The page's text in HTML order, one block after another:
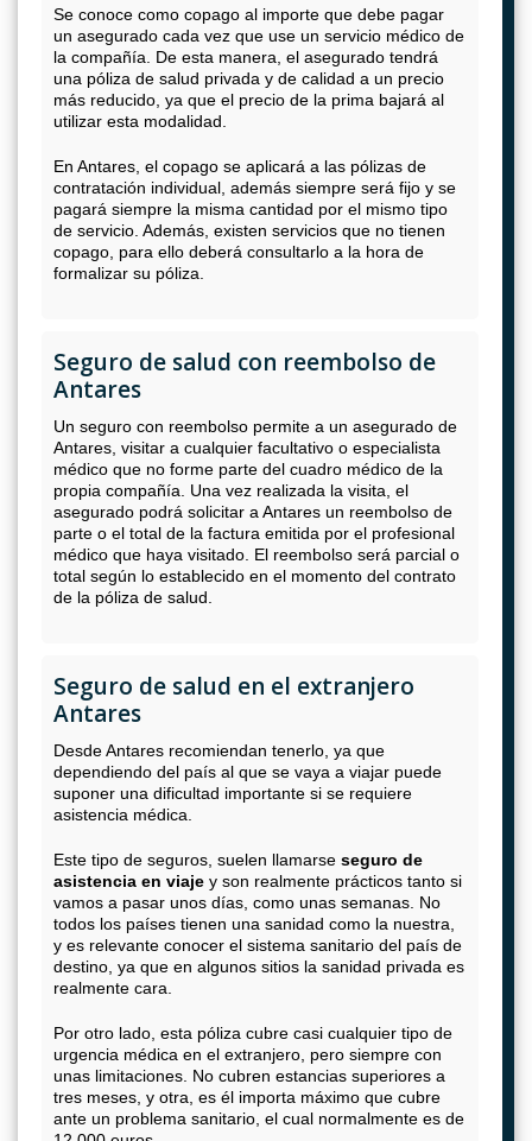
Se conoce como copago al importe que debe pagar
un asegurado cada vez que use un servicio médico de
la compañía. De esta manera, el asegurado tendrá
una póliza de salud privada y de calidad a un precio
más reducido, ya que el precio de la prima bajará al
utilizar esta modalidad.
En Antares, el copago se aplicará a las pólizas de
contratación individual, además siempre será fijo y se
pagará siempre la misma cantidad por el mismo tipo
de servicio. Además, existen servicios que no tienen
copago, para ello deberá consultarlo a la hora de
formalizar su póliza.
Seguro de salud con reembolso de
Antares
Un seguro con reembolso permite a un asegurado de
Antares, visitar a cualquier facultativo o especialista
médico que no forme parte del cuadro médico de la
propia compañía. Una vez realizada la visita, el
asegurado podrá solicitar a Antares un reembolso de
parte o el total de la factura emitida por el profesional
médico que haya visitado. El reembolso será parcial o
total según lo establecido en el momento del contrato
de la póliza de salud.
Seguro de salud en el extranjero
Antares
Desde Antares recomiendan tenerlo, ya que
dependiendo del país al que se vaya a viajar puede
suponer una dificultad importante si se requiere
asistencia médica.
Este tipo de seguros, suelen llamarse seguro de
asistencia en viaje y son realmente prácticos tanto si
vamos a pasar unos días, como unas semanas. No
todos los países tienen una sanidad como la nuestra,
y es relevante conocer el sistema sanitario del país de
destino, ya que en algunos sitios la sanidad privada es
realmente cara.
Por otro lado, esta póliza cubre casi cualquier tipo de
urgencia médica en el extranjero, pero siempre con
unas limitaciones. No cubren estancias superiores a
tres meses, y otra, es él importa máximo que cubre
ante un problema sanitario, el cual normalmente es de